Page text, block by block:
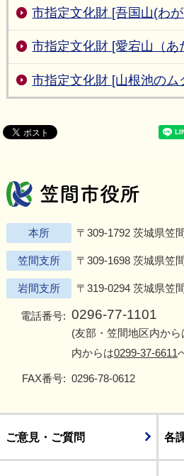
市指定文化財 [吾国山(わ
市指定文化財 [愛宕山（あ
市指定文化財 [山根池のム
本所 〒309-1792 茨城県笠
笠間支所 〒309-1698 茨城県笠
岩間支所 〒319-0294 茨城県笠
電話番号: 0296-77-1101
(友部・笠間地区内から
内からは0299-37-6611
FAX番号: 0296-78-0612
ご意見・ご質問 各